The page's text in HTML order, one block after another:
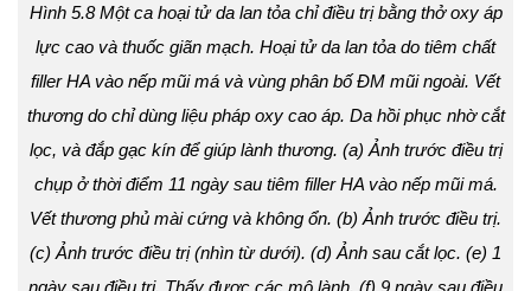
Hình 5.8 Một ca hoại tử da lan tỏa chỉ điều trị bằng thở oxy áp
lực cao và thuốc giãn mạch. Hoại tử da lan tỏa do tiêm chất
filler HA vào nếp mũi má và vùng phân bố ĐM mũi ngoài. Vết
thương do chỉ dùng liệu pháp oxy cao áp. Da hồi phục nhờ cắt
lọc, và đắp gạc kín để giúp lành thương. (a) Ảnh trước điều trị
chụp ở thời điểm 11 ngày sau tiêm filler HA vào nếp mũi má.
Vết thương phủ mài cứng và không ổn. (b) Ảnh trước điều trị.
(c) Ảnh trước điều trị (nhìn từ dưới). (d) Ảnh sau cắt lọc. (e) 1
ngày sau điều trị. Thấy được các mô lành. (f) 9 ngày sau điều